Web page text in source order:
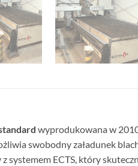
wyprodukowana w
swobodny załadunek
systemem ECTS, który